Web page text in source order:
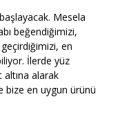
Mesela
beğendiğimizi,
en
İlerde yüz
alarak
bize en uygun ürünü